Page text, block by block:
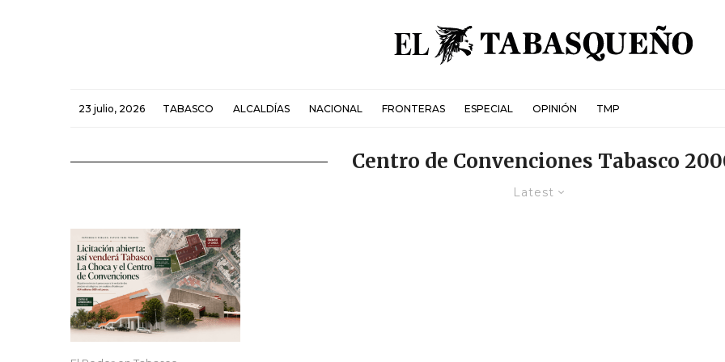
23 julio, 2026 TABASCO ALCALDÍAS NACIONAL FRONTERAS ESPECIAL OPINIÓN TMP
Centro de Convenciones Tabasco
Latest